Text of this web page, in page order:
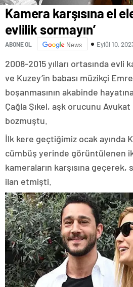
Kamera karşısına el
evlilik sormayın’
ABONE OL News Eylül 10,
2008-2015 yılları ortasında evli
ve Kuzey’in babası müzikçi
boşanmasının akabinde
Çağla Şıkel, aşk orucunu
bozmuştu.
İlk kere geçtiğimiz ocak ayında
cümbüş yerinde görüntülenen
kameraların karşısına
ilan etmişti.